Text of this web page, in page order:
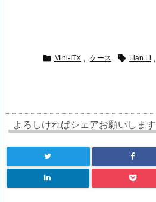
 Mini-ITX , ケース  Lian Li ,
よろしければシェアお願いします